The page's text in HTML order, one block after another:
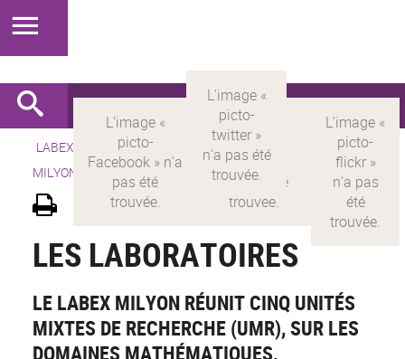
LABEX > LABEX MILYON Version française
MILYON > Découvrir le labex >
Les laboratoires
LES LABORATOIRES
LE LABEX MILYON RÉUNIT CINQ UNITÉS
MIXTES DE RECHERCHE (UMR), SUR LES
DOMAINES MATHÉMATIQUES,